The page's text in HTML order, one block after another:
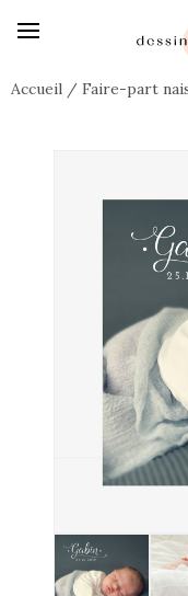
Accueil / Faire-part